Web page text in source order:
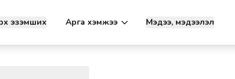
эзэмших Арга хэмжээ Мэдээ, мэдээлэл